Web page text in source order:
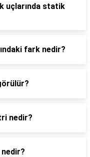
uçlarında statik
fark nedir?
nedir?